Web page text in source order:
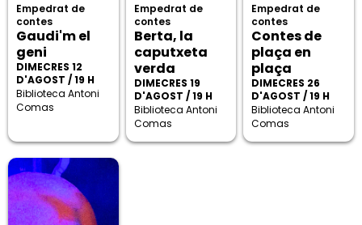
Empedrat de
contes
Gaudi'm el
geni
DIMECRES 12
D'AGOST / 19 H
Biblioteca Antoni
Comas
Empedrat de
contes
Berta, la
caputxeta
verda
DIMECRES 19
D'AGOST / 19 H
Biblioteca Antoni
Comas
Empedrat de
contes
Contes de
plaça en
plaça
DIMECRES 26
D'AGOST / 19 H
Biblioteca Antoni
Comas